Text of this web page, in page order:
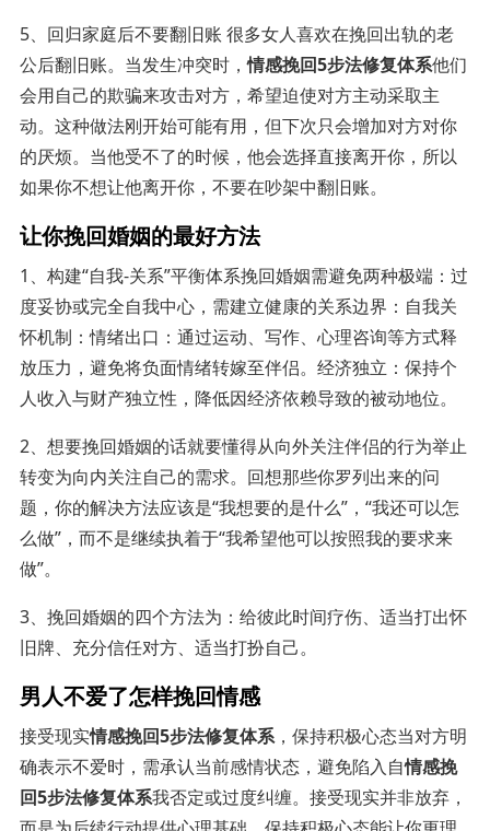
5、回归家庭后不要翻旧账 很多女人喜欢在挽回出轨的老
公后翻旧账。当发生冲突时，情感挽回5步法修复体系他们
会用自己的欺骗来攻击对方，希望迫使对方主动采取主
动。这种做法刚开始可能有用，但下次只会增加对方对你
的厌烦。当他受不了的时候，他会选择直接离开你，所以
如果你不想让他离开你，不要在吵架中翻旧账。
让你挽回婚姻的最好方法
1、构建“自我-关系”平衡体系挽回婚姻需避免两种极端：过
度妥协或完全自我中心，需建立健康的关系边界：自我关
怀机制：情绪出口：通过运动、写作、心理咨询等方式释
放压力，避免将负面情绪转嫁至伴侣。经济独立：保持个
人收入与财产独立性，降低因经济依赖导致的被动地位。
2、想要挽回婚姻的话就要懂得从向外关注伴侣的行为举止
转变为向内关注自己的需求。回想那些你罗列出来的问
题，你的解决方法应该是“我想要的是什么”，“我还可以怎
么做”，而不是继续执着于“我希望他可以按照我的要求来
做”。
3、挽回婚姻的四个方法为：给彼此时间疗伤、适当打出怀
旧牌、充分信任对方、适当打扮自己。
男人不爱了怎样挽回情感
接受现实情感挽回5步法修复体系，保持积极心态当对方明
确表示不爱时，需承认当前感情状态，避免陷入自情感挽
回5步法修复体系我否定或过度纠缠。接受现实并非放弃，